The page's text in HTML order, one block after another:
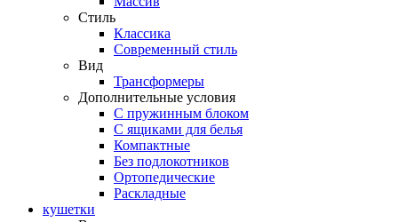
Стиль
Классика
Современный стиль
Вид
Трансформеры
Дополнительные условия
С пружинным блоком
С ящиками для белья
Компактные
Без подлокотников
Ортопедические
Раскладные
кушетки